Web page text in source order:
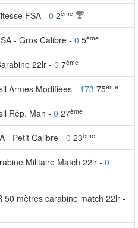
FSA - 0 2ème
- Gros Calibre - 0 5ème
22lr - 0 7ème
Armes Modifiées - 173 75ème
Rép. Man - 0 27ème
- Petit Calibre - 0 23ème
Militaire Match 22lr - 0
50 mètres carabine match 22lr -